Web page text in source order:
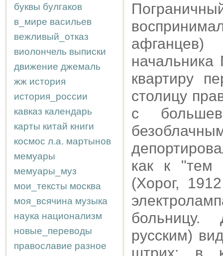
буквы булгаков
в_мире васильев
вежливый_отказ
виолончель выписки
движение джемаль
жж история
история_россии
кавказ календарь
карты китай книги
космос л.а. мартынов
мемуары
мемуары_муз
мои_тексты москва
моя_всячина музыка
наука национализм
новые_переводы
православие разное
начальника
квартиру
столицу
с
как к "тем
(Хорог,
русским)